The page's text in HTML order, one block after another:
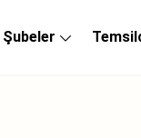
Şubeler